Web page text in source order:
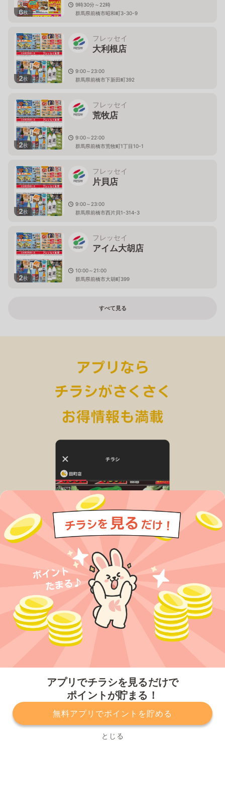
アプリでチラシを見るだけで
ポイントが貯まる！
無料アプリでポイントを貯める
とじる
6枚
9時30分～22時
群馬県前橋市昭和町3-30-9
2枚
フレッセイ
大利根店
9:00～23:00
群馬県前橋市下新田町392
2枚
フレッセイ
荒牧店
9:00～22:00
群馬県前橋市荒牧町1丁目10-1
2枚
フレッセイ
片貝店
9:00～23:00
群馬県前橋市西片貝1-314-3
2枚
フレッセイ
アイム大胡店
10:00～21:00
群馬県前橋市大胡町399
すべて見る
プライバシーポリシー 利用規約
運営会社
サービスに関してのお問い合わせ